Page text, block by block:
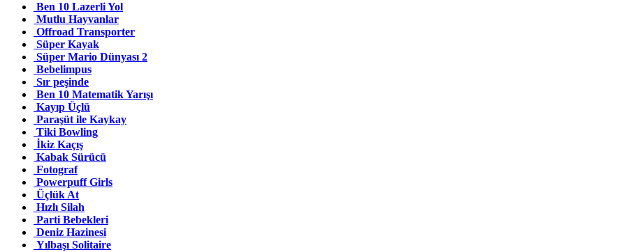
Ben 10 Lazerli Yol
Mutlu Hayvanlar
Offroad Transporter
Süper Kayak
Süper Mario Dünyası 2
Bebelimpus
Sır peşinde
Ben 10 Matematik Yarışı
Kayıp Üçlü
Paraşüt ile Kaykay
Tiki Bowling
İkiz Kaçış
Kabak Sürücü
Fotograf
Powerpuff Girls
Üçlük At
Hızlı Silah
Parti Bebekleri
Deniz Hazinesi
Yılbaşı Solitaire